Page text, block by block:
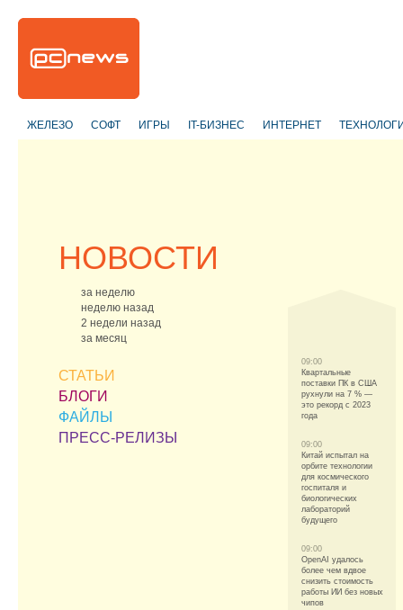
ЖЕЛЕЗО СОФТ ИГРЫ IT-БИЗНЕС ИНТЕРНЕТ
НОВОСТИ
за неделю
неделю назад
2 недели назад
за месяц
СТАТЬИ
БЛОГИ
ФАЙЛЫ
ПРЕСС-РЕЛИЗЫ
09:00
Квартальные
поставки ПК в США
рухнули на 7 % —
это рекорд с 2023
года
09:00
Китай испытал на
орбите технологии
для космического
госпиталя и
биологических
лабораторий
будущего
09:00
OpenAI удалось
более чем вдвое
снизить стоимость
работы ИИ без новых
чипов